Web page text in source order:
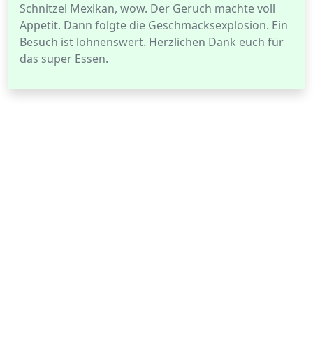
Schnitzel Mexikan, wow. Der Geruch machte voll
Appetit. Dann folgte die Geschmacksexplosion. Ein
Besuch ist lohnenswert. Herzlichen Dank euch für
das super Essen.